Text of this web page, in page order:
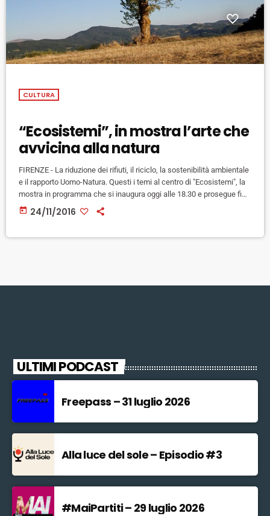
CULTURA
“Ecosistemi”, in mostra l’arte che
avvicina alla natura
FIRENZE - La riduzione dei rifiuti, il riciclo, la sostenibilità ambientale
e il rapporto Uomo-Natura. Questi i temi al centro di "Ecosistemi", la
mostra in programma che si inaugura oggi alle 18.30 e prosegue fino
al 28 Febbraio 2017 presso la Fondazione Biagiotti Progetto Arte (via
delle Belle Donne 39/r – Firenze) acura di Carlotta Mazzoli e Silvia
today 24/11/2016
ULTIMI PODCAST
Freepass – 31 luglio 2026
Alla luce del sole – Episodio #3
#MaiPartiti – 29 luglio 2026